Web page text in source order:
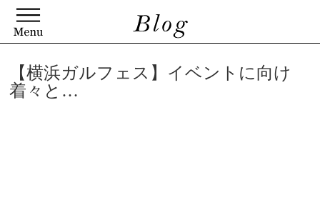
【横浜ガルフェス】イベントに向け
着々と…